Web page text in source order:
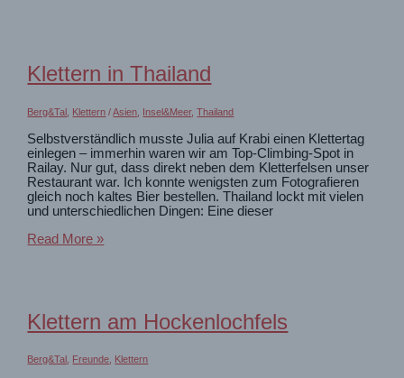
Klettern in Thailand
Berg&Tal Klettern /Asien Insel&Meer,Thailand
Selbstverständlich musste Julia auf Krabi einen Klettertag
einlegen – immerhin waren wir am Top-Climbing-Spot in
Railay. Nur gut, dass direkt neben dem Kletterfelsen unser
Restaurant war. Ich konnte wenigsten zum Fotografieren
gleich noch kaltes Bier bestellen. Thailand lockt mit vielen
und unterschiedlichen Dingen: Eine dieser
Klettern
Read More »
Klettern am Hockenlochfels
Berg&Tal Freunde Klettern